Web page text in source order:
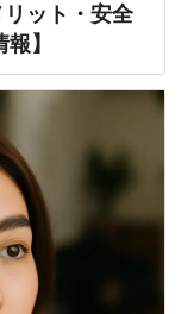
ット・安全
】